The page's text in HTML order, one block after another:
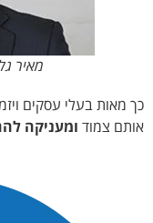
מאיר
כך מאות בעלי עסקים
אותם צמודומעניקה להם